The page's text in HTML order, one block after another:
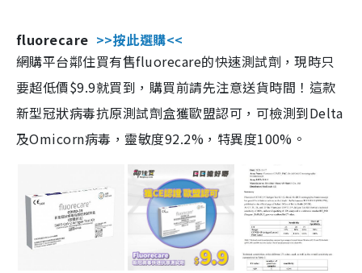
fluorecare >>按此選購<<
網購平台鄰住買有售fluorecare的快速測試劑，現時只
要超低價$9.9就買到，購買前請先注意送貨時間！這款
新型冠狀病毒抗原測試劑盒獲歐盟認可，可檢測到Delta
及Omicorn病毒，靈敏度92.2%，特異度100%。